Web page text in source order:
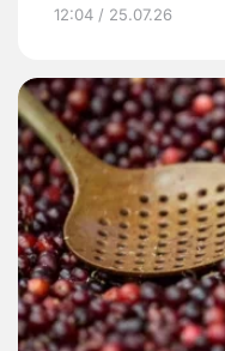
12:04 / 25.07.26